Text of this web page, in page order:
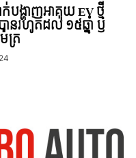
បង្ហាញអាគុយ EV ថ្មី
ានរហូតដល់ ១៥ឆ្នាំ ឫ
ត្រ